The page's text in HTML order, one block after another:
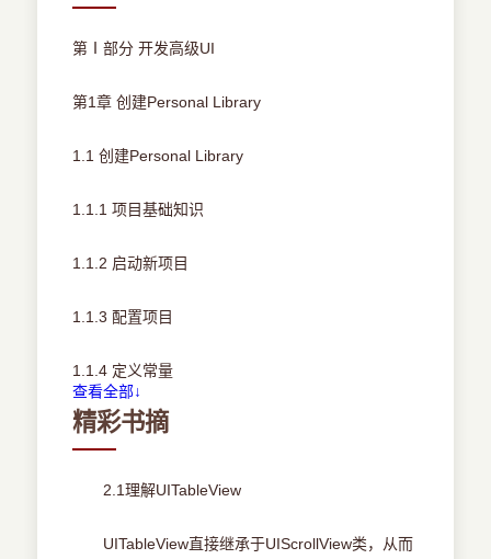
第Ⅰ部分 开发高级UI
第1章 创建Personal Library
1.1 创建Personal Library
1.1.1 项目基础知识
1.1.2 启动新项目
1.1.3 配置项目
1.1.4 定义常量
1.1.5 使用配置文件
1.1.6 导入头文件
查看全部↓
精彩书摘
2.1理解UITableView
UITableView直接继承于UIScrollView类，从而